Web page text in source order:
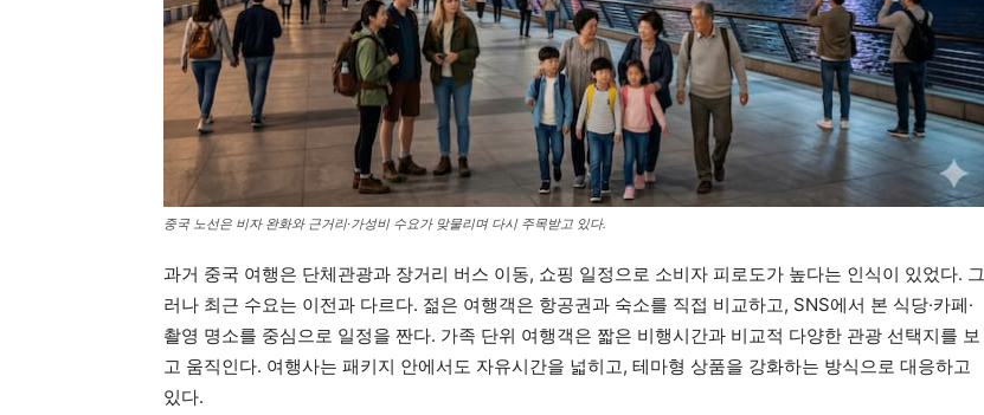
중국 노선은 비자 완화와 근거리·가성비 수요가 맞물리며 다시 주목받고 있다.
과거 중국 여행은 단체관광과 장거리 버스 이동, 쇼핑 일정으로 소비자 피로도가 높다는 인식이 있었다. 그
러나 최근 수요는 이전과 다르다. 젊은 여행객은 항공권과 숙소를 직접 비교하고, SNS에서 본 식당·카페·
촬영 명소를 중심으로 일정을 짠다. 가족 단위 여행객은 짧은 비행시간과 비교적 다양한 관광 선택지를 보
고 움직인다. 여행사는 패키지 안에서도 자유시간을 넓히고, 테마형 상품을 강화하는 방식으로 대응하고
있다.